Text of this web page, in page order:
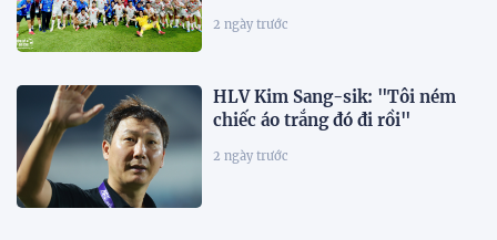
2 ngày trước
HLV Kim Sang-sik: "Tôi ném
chiếc áo trắng đó đi rồi"
2 ngày trước